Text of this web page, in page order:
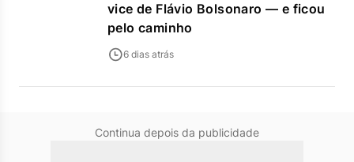
vice de Flávio Bolsonaro — e ficou
pelo caminho
6 dias atrás
Continua depois da publicidade